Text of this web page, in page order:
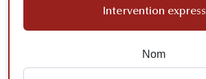
Intervention express
Nom